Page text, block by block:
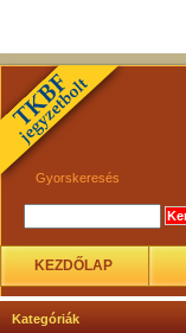
Gyorskeresés
KEZDŐLAP
Kategóriák